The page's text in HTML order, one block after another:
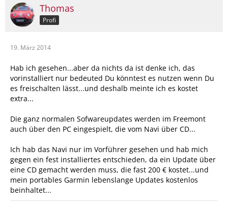
Thomas
Profi
19. März 2014
Hab ich gesehen...aber da nichts da ist denke ich, das
vorinstalliert nur bedeuted Du könntest es nutzen wenn Du
es freischalten lässt...und deshalb meinte ich es kostet
extra...
Die ganz normalen Sofwareupdates werden im Freemont
auch über den PC eingespielt, die vom Navi über CD...
Ich hab das Navi nur im Vorführer gesehen und hab mich
gegen ein fest installiertes entschieden, da ein Update über
eine CD gemacht werden muss, die fast 200 € kostet...und
mein portables Garmin lebenslange Updates kostenlos
beinhaltet...